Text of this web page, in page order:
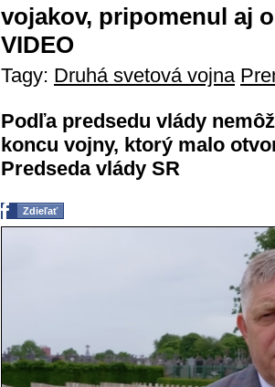
vojakov, pripomenul aj
VIDEO
Tagy: Druhá svetová vojna
Podľa predsedu vlády
koncu vojny, ktorý malo
Predseda vlády SR
Zdieľať